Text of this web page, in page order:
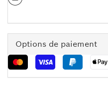
Options de paiement